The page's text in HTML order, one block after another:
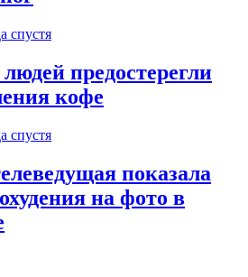
спустя
предостерегли
кофе
спустя
показала
на фото в